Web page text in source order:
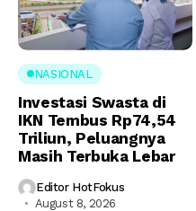
NASIONAL
Investasi Swasta di
IKN Tembus Rp74,54
Triliun, Peluangnya
Masih Terbuka Lebar
Editor HotFokus
August 8, 2026